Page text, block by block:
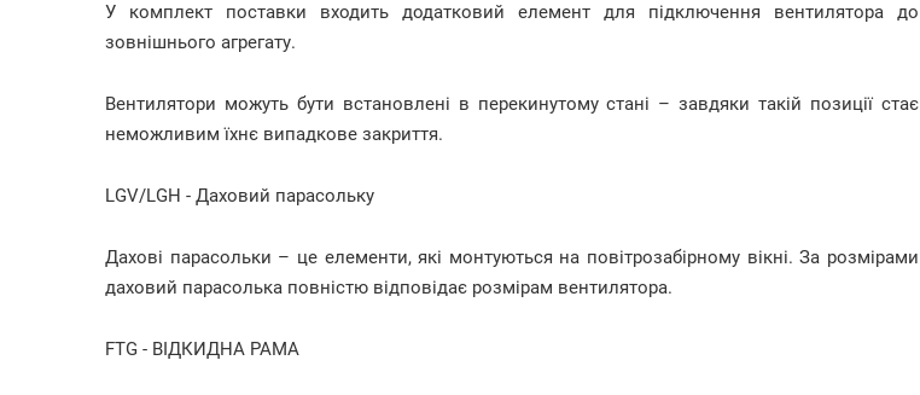
У комплект поставки входить додатковий елемент для підключення вентилятора до
зовнішнього агрегату.
Вентилятори можуть бути встановлені в перекинутому стані – завдяки такій позиції стає
неможливим їхнє випадкове закриття.
LGV/LGH - Даховий парасольку
Дахові парасольки – це елементи, які монтуються на повітрозабірному вікні. За розмірами
даховий парасолька повністю відповідає розмірам вентилятора.
FTG - ВІДКИДНА РАМА